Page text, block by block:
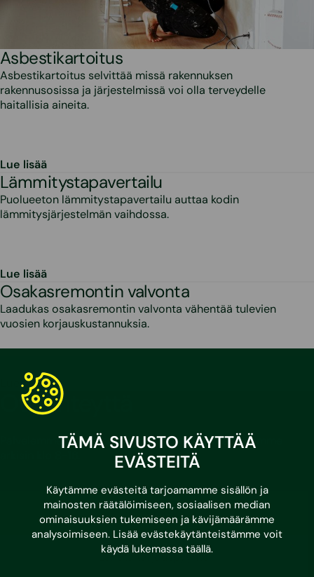
TÄMÄ SIVUSTO KÄYTTÄÄ
EVÄSTEITÄ
Käytämme evästeitä tarjoamamme sisällön ja
mainosten räätälöimiseen, sosiaalisen median
ominaisuuksien tukemiseen ja kävijämäärämme
analysoimiseen. Lisää evästekäytänteistämme voit
käydä lukemassa täällä.
Asbestikartoitus
Asbestikartoitus selvittää missä rakennuksen
rakennusosissa ja järjestelmissä voi olla terveydelle
haitallisia aineita.
Lue lisää
Lämmitystapavertailu
Puolueeton lämmitystapavertailu auttaa kodin
lämmitysjärjestelmän vaihdossa.
Lue lisää
Osakasremontin valvonta
Laadukas osakasremontin valvonta vähentää tulevien
vuosien korjauskustannuksia.
Lue lisää
Ota yhteyttä
Palvelemme valtakunnallisessa palvelunumerossamme
Soita meille
Lähetä tarjouspyyntö